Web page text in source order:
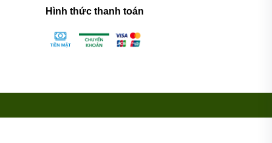
Hình thức thanh toán